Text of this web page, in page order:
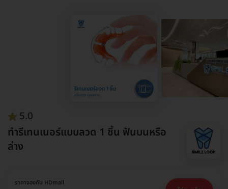
5.0
ทำรีเทนเนอร์แบบลวด 1 ชิ้น ฟันบนหรือ
ล่าง
ราคาจองกับ HDmall